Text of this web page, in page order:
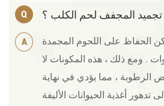
Q المجفف لحم الكلب ؟
A
الحفاظ على اللحوم المجمدة
. ومع ذلك ، هذه المكونات لا
الرطوبة ، مما يؤدي في نهاية